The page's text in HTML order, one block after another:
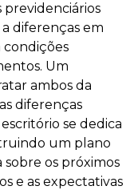
diferenças em
condições
Um
ambos da
diferenças
se dedica
um plano
sobre os próximos
e as expectativas